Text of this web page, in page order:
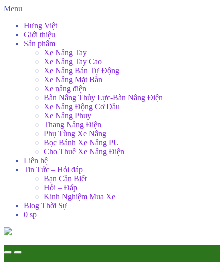
Menu
Hưng Việt
Giới thiệu
Sản phẩm
Xe Nâng Tay
Xe Nâng Tay Cao
Xe Nâng Bán Tự Động
Xe Nâng Mặt Bàn
Xe nâng điện
Bàn Nâng Thủy Lực-Bàn Nâng Điện
Xe Nâng Động Cơ Dầu
Xe Nâng Phuy
Thang Nâng Điện
Phụ Tùng Xe Nâng
Bọc Bánh Xe Nâng PU
Cho Thuê Xe Nâng Điện
Liên hệ
Tin Tức – Hỏi đáp
Bạn Cần Biết
Hỏi – Đáp
Kinh Nghiệm Mua Xe
Blog Thời Sự
0 sp